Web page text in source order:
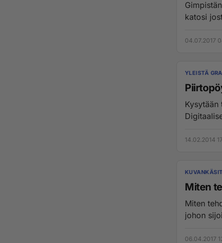
katosi
04.07.2017
YLEISTÄ
14.02.2014
Miten
Miten
johon
06.04.2017